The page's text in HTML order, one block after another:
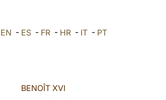
EN - ES- FR- HR- IT- PT
BENOÎT XVI